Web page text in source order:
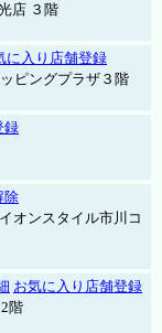
店 ３階
に入り店舗登録
ピングプラザ３階
録
除
オンスタイル市川コ
お気に入り店舗登録
階